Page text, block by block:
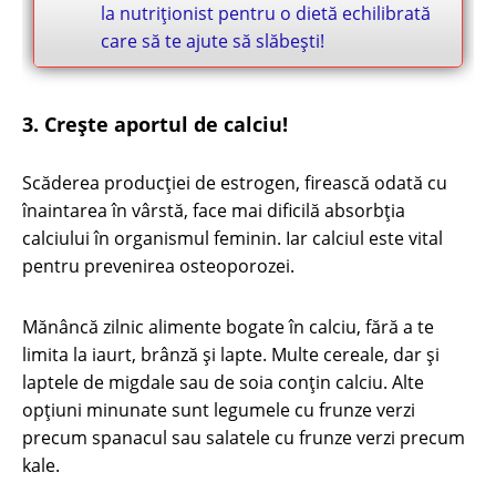
la nutriționist pentru o dietă echilibrată
care să te ajute să slăbești!
3. Crește aportul de calciu!
Scăderea producției de estrogen, firească odată cu
înaintarea în vârstă, face mai dificilă absorbția
calciului în organismul feminin. Iar calciul este vital
pentru prevenirea osteoporozei.
Mănâncă zilnic alimente bogate în calciu, fără a te
limita la iaurt, brânză și lapte. Multe cereale, dar și
laptele de migdale sau de soia conțin calciu. Alte
opțiuni minunate sunt legumele cu frunze verzi
precum spanacul sau salatele cu frunze verzi precum
kale.